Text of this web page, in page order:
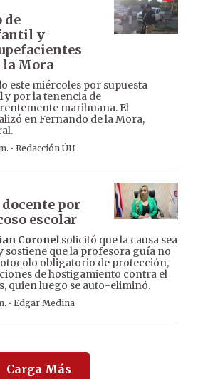
de
y
la Mora
este miércoles por supuesta
y por la tenencia de
marihuana. El
en Fernando de la Mora,
· Redacción ÚH
docente por
escolar
Coronelsolicitó que la causa sea
sostiene que la profesora guía no
obligatorio de protección,
de hostigamiento contra el
quien luego se auto-eliminó.
· Edgar Medina
Carga Más